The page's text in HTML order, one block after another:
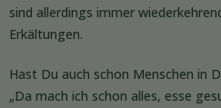
sind allerdings immer
Erkältungen.
Hast Du auch schon Menschen in
„Da mach ich schon alles, esse